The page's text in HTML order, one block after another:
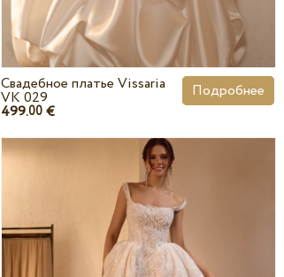
Свадебное платье Vissaria
VK 029
499.00 €
Подробнее